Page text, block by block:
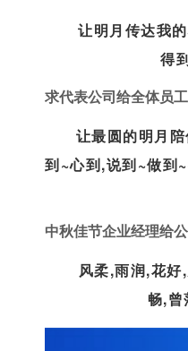
让明月传达我
得
求代表公司给全体员
让最圆的明月
到~心到,说到~做到
中秋佳节企业经理给
风柔,雨润,花
畅,曾